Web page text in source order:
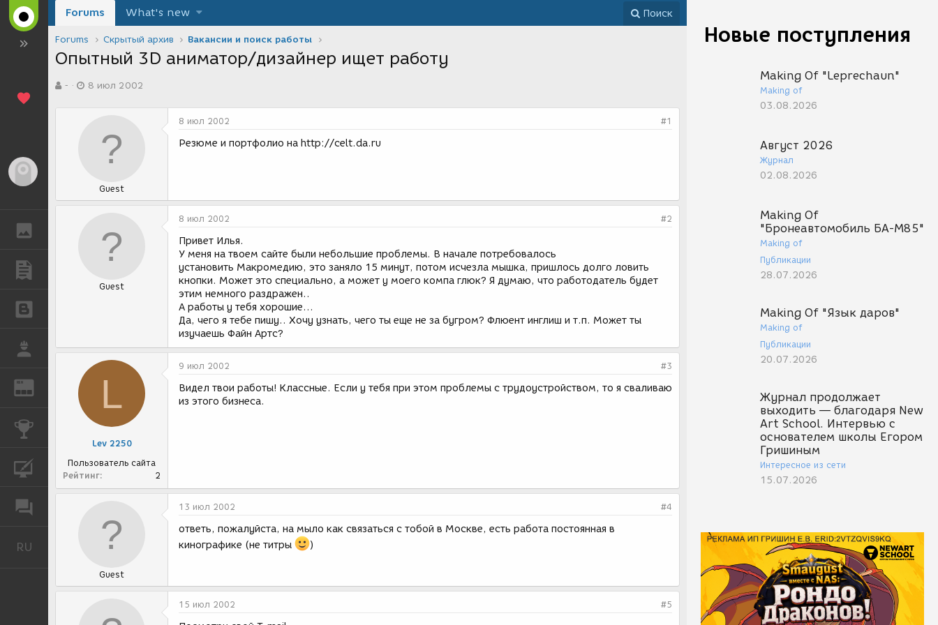
РАБОТА
REN ЖУРНАЛ
КОНКУРСЫ
КУРСЫ
RU
Новые поступления
Making Of "Leprechaun"
Making of
03.08.2026
Август 2026
Журнал
02.08.2026
Making Of
"Бронеавтомобиль БА-М85"
Making of
Публикации
28.07.2026
Making Of "Язык даров"
Making of
Публикации
20.07.2026
Журнал продолжает
выходить — благодаря New
Art School. Интервью с
основателем школы Егором
Гришиным
Интересное из сети
15.07.2026
Forums What's new Поиск
Forums Скрытый архив Вакансии и поиск работы
Опытный 3D аниматор/дизайнер ищет работу
в-
а
и
8 июл 2002
Guest
8 июл 2002 #1
Резюме и портфолио на http://celt.da.ru
Guest
8 июл 2002 #2
Привет Илья.
У меня на твоем сайте были небольшие проблемы. В начале потребовалось
установить Макромедию, это заняло 15 минут, потом исчезла мышка, пришлось долго ловить
кнопки. Может это специально, а может у моего компа глюк? Я думаю, что работодатель будет
этим немного раздражен..
А работы у тебя хорошие...
Да, чего я тебе пишу.. Хочу узнать, чего ты еще не за бугром? Флюент инглиш и т.п. Может ты
изучаешь Файн Артс?
L
Lev 2250
Пользователь сайта
Рейтинг
2
9 июл 2002 #3
Видел твои работы! Классные. Если у тебя при этом проблемы с трудоустройством, то я сваливаю
из этого бизнеса.
Guest
13 июл 2002 #4
ответь, пожалуйста, на мыло как связаться с тобой в Москве, есть работа постоянная в
кинографике (не титры
)
15 июл 2002 #5